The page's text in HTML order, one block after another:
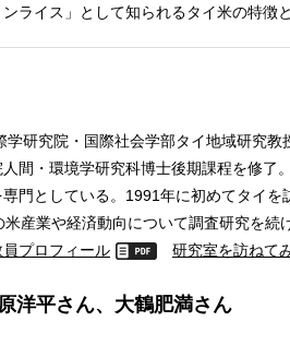
ライス」として知られるタイ米の特徴
研究院・国際社会学部タイ地域研究
間・環境学研究科博士後期課程を修
門としている。1991年に初めてタイ
産業や経済動向について調査研究を
プロフィール 研究室を訪ねて
平さん、大鶴肥満さん